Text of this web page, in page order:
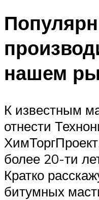
нашем
К известным
отнести
более 20-ти
Кратко
битумных